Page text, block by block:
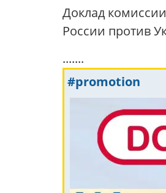
Доклад
России против
.......
#promotion